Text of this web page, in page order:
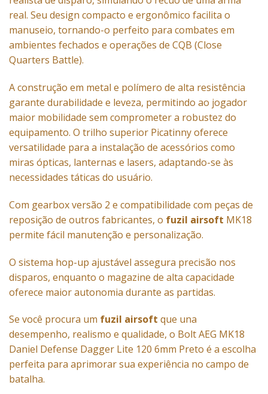
real. Seu design compacto e ergonômico facilita o
manuseio, tornando-o perfeito para combates em
ambientes fechados e operações de CQB (Close
Quarters Battle).
A construção em metal e polímero de alta resistência
garante durabilidade e leveza, permitindo ao jogador
maior mobilidade sem comprometer a robustez do
equipamento. O trilho superior Picatinny oferece
versatilidade para a instalação de acessórios como
miras ópticas, lanternas e lasers, adaptando-se às
necessidades táticas do usuário.
Com gearbox versão 2 e compatibilidade com peças de
reposição de outros fabricantes, o fuzil airsoft MK18
permite fácil manutenção e personalização.
O sistema hop-up ajustável assegura precisão nos
disparos, enquanto o magazine de alta capacidade
oferece maior autonomia durante as partidas.
Se você procura um fuzil airsoft que una
desempenho, realismo e qualidade, o Bolt AEG MK18
Daniel Defense Dagger Lite 120 6mm Preto é a escolha
perfeita para aprimorar sua experiência no campo de
batalha.